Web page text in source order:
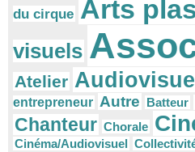
du cirque Arts
visuels
Atelier
entrepreneur Autre Batteur
Chanteur Chorale
Cinéma/Audiovisuel